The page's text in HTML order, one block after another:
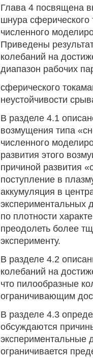
Глава 4 посвящена
шнура сферического
численного
Приведены
колебаний на
диапазон рабочих
сферического
неустойчивости
В разделе 4.1
возмущения типа
численного
развития этого
причиной развития
поступление в
аккумуляция в
экспериментальных
по плотности
преодолеть более
эксперименту.
В разделе 4.2
колебаний на
что пилообразные
ограничивающим
В разделе 4.3
обсуждаются
экспериментальные
ограничивается